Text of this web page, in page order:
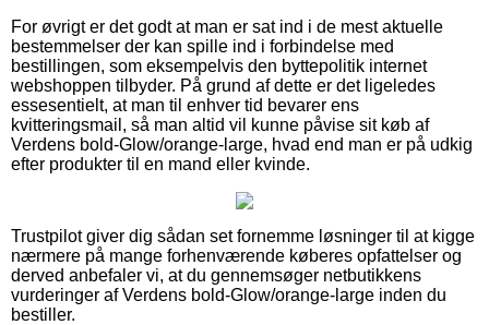
For øvrigt er det godt at man er sat ind i de mest aktuelle
bestemmelser der kan spille ind i forbindelse med
bestillingen, som eksempelvis den byttepolitik internet
webshoppen tilbyder. På grund af dette er det ligeledes
essesentielt, at man til enhver tid bevarer ens
kvitteringsmail, så man altid vil kunne påvise sit køb af
Verdens bold-Glow/orange-large, hvad end man er på udkig
efter produkter til en mand eller kvinde.
Trustpilot giver dig sådan set fornemme løsninger til at kigge
nærmere på mange forhenværende køberes opfattelser og
derved anbefaler vi, at du gennemsøger netbutikkens
vurderinger af Verdens bold-Glow/orange-large inden du
bestiller.